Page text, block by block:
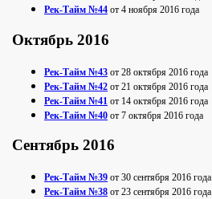
Рек-Тайм №44 от 4 ноября 2016 года
Октябрь 2016
Рек-Тайм №43 от 28 октября 2016 года
Рек-Тайм №42 от 21 октября 2016 года
Рек-Тайм №41 от 14 октября 2016 года
Рек-Тайм №40 от 7 октября 2016 года
Сентябрь 2016
Рек-Тайм №39 от 30 сентября 2016 года
Рек-Тайм №38 от 23 сентября 2016 года